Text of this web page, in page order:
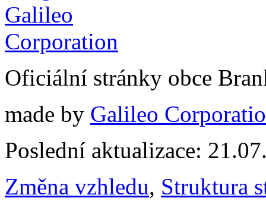
Oficiální stránky obce
made by Galileo
Poslední aktualizace:
Změna vzhledu, Struktura